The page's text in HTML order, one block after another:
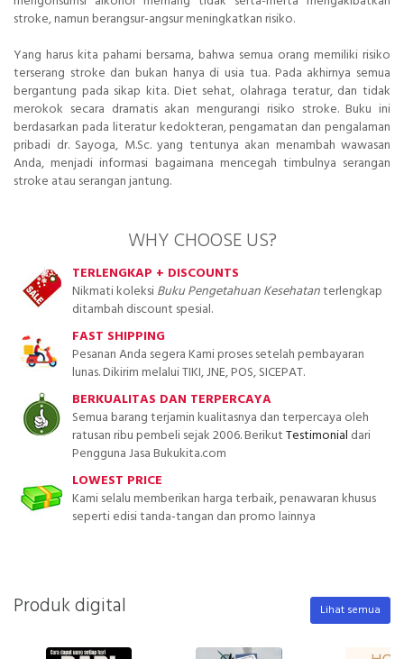
stroke, namun berangsur-angsur meningkatkan risiko.
Yang harus kita pahami bersama, bahwa semua orang memiliki risiko
terserang stroke dan bukan hanya di usia tua. Pada akhirnya semua
bergantung pada sikap kita. Diet sehat, olahraga teratur, dan tidak
merokok secara dramatis akan mengurangi risiko stroke. Buku ini
berdasarkan pada literatur kedokteran, pengamatan dan pengalaman
pribadi dr. Sayoga, M.Sc. yang tentunya akan menambah wawasan
Anda, menjadi informasi bagaimana mencegah timbulnya serangan
stroke atau serangan jantung.
WHY CHOOSE US?
TERLENGKAP + DISCOUNTS
Nikmati koleksiBuku Pengetahuan Kesehatanterlengkap
ditambah discount spesial.
FAST SHIPPING
Pesanan Anda segera Kami proses setelah pembayaran
lunas. Dikirim melalui TIKI, JNE, POS, SICEPAT.
BERKUALITAS DAN TERPERCAYA
Semua barang terjamin kualitasnya dan terpercaya oleh
ratusan ribu pembeli sejak 2006. BerikutTestimonial dari
Pengguna Jasa Bukukita.com
LOWEST PRICE
Kami selalu memberikan harga terbaik, penawaran khusus
seperti edisi tanda-tangan dan promo lainnya
Produk digital Lihat semua